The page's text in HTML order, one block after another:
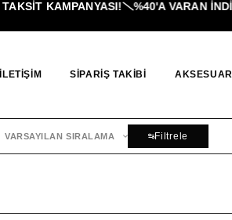
KAMPANYASI! %40'A VARAN
İLETIŞIM SIPARIŞ TAKIBI
VARSAYILAN SIRALAMA Filtrele